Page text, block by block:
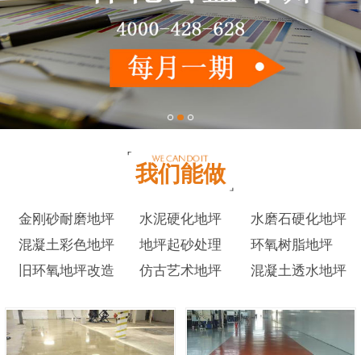
我们能做
金刚砂耐磨地坪 水泥硬化地坪
水磨石硬化地坪
混凝土彩色地坪
地坪起砂处理
环氧树脂地坪
旧环氧地坪改造
仿古艺术地坪 混凝土透水地坪